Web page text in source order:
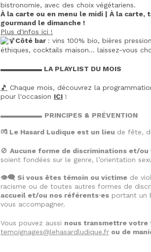
bistronomie, avec des choix végétariens.
À la carte ou en menu le midi | À la
gourmand le dimanche !
Plus d'infos ici !
Côté bar : vins 100% bio, bières
éthiques, cocktails maison… laissez-vous
▬▬▬▬▬▬ LA PLAYLIST DU MOIS
🎵 Chaque mois, découvrez la
pour l'occasion ICI !
▬▬▬▬▬▬ PRINCIPES & PRÉVENTION
💏 Le Hasard Ludique est un lieu de fête,
🚫 Aucune forme de discriminations et/
soient fondées sur le genre, l’orientation
👁️‍🗨️ Si vous êtes témoin ou victime de
racisme ou de toutes autres formes de
accueil et/ou nos référents·es portant un
vous accompagner.
Vous pouvez aussi nous transmettre votre
temoignages@lehasardludique.fr ou de